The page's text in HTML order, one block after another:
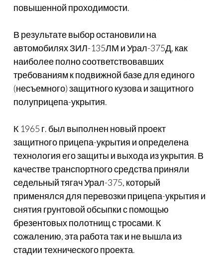
повышенной проходимости.
В результате выбор остановили на
автомобилях ЗИЛ-135ЛМ и Урал-375Д, как
наиболее полно соответствовавших
требованиям к подвижной базе для единого
(несъемного) защитного кузова и защитного
полуприцепа-укрытия.
К 1965 г. был выполнен новый проект
защитного прицепа-укрытия и определена
технология его защиты и выхода из укрытия. В
качестве транспортного средства приняли
седельный тягач Урал-375, который
применялся для перевозки прицепа-укрытия и
снятия грунтовой обсыпки с помощью
брезентовых полотнищ с тросами. К
сожалению, эта работа так и не вышла из
стадии технического проекта.